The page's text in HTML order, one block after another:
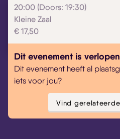
20:00 (Doors: 19:30)
Kleine Zaal
€ 17,50
Dit evenement is verlopen
Dit evenement heeft al
iets voor jou?
Vind